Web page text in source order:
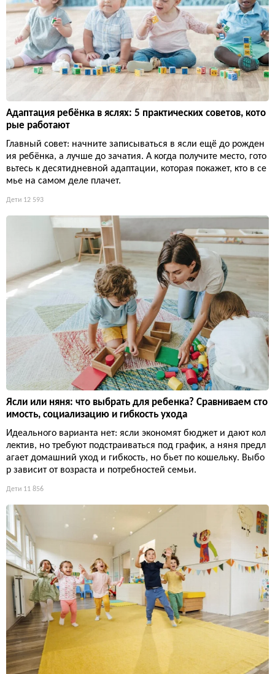
Адаптация ребёнка в яслях: 5 практических советов, кото
рые работают
Главный совет: начните записываться в ясли ещё до рожден
ия ребёнка, а лучше до зачатия. А когда получите место, гото
вьтесь к десятидневной адаптации, которая покажет, кто в се
мье на самом деле плачет.
Дети 12 593
Ясли или няня: что выбрать для ребенка? Сравниваем сто
имость, социализацию и гибкость ухода
Идеального варианта нет: ясли экономят бюджет и дают кол
лектив, но требуют подстраиваться под график, а няня предл
агает домашний уход и гибкость, но бьет по кошельку. Выбо
р зависит от возраста и потребностей семьи.
Дети 11 856